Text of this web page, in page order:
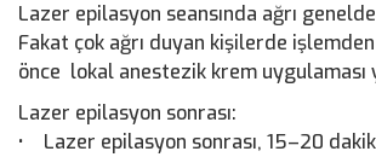
Lazer epilasyon seansında ağrı
Fakat çok ağrı duyan kişilerde işlemden
önce lokal anestezik krem uygulaması
Lazer epilasyon sonrası:
• Lazer epilasyon sonrası, 15–20